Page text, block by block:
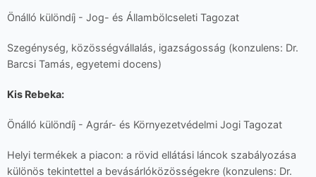
Önálló különdíj - Jog- és Állambölcseleti Tagozat
Szegénység, közösségvállalás, igazságosság (konzulens: Dr.
Barcsi Tamás, egyetemi docens)
Kis Rebeka:
Önálló különdíj - Agrár- és Környezetvédelmi Jogi Tagozat
Helyi termékek a piacon: a rövid ellátási láncok szabályozása
különös tekintettel a bevásárlóközösségekre (konzulens: Dr.